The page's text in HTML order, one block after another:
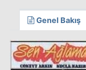
Genel Bakış